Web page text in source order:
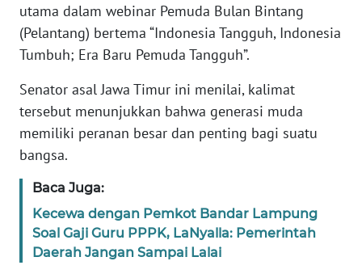
utama dalam webinar Pemuda Bulan Bintang
(Pelantang) bertema “Indonesia Tangguh, Indonesia
Tumbuh; Era Baru Pemuda Tangguh”.
Senator asal Jawa Timur ini menilai, kalimat
tersebut menunjukkan bahwa generasi muda
memiliki peranan besar dan penting bagi suatu
bangsa.
Baca Juga:
Kecewa dengan Pemkot Bandar Lampung
Soal Gaji Guru PPPK, LaNyalla: Pemerintah
Daerah Jangan Sampai Lalai
REDAKSI
DISCLAIMER
Wahana
Regional
WN
SUMUT